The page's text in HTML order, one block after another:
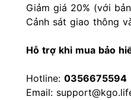
Giảm giá 20% (với
Cảnh sát giao thông
Hỗ trợ khi mua bảo
Hotline: 0356675594
Email: